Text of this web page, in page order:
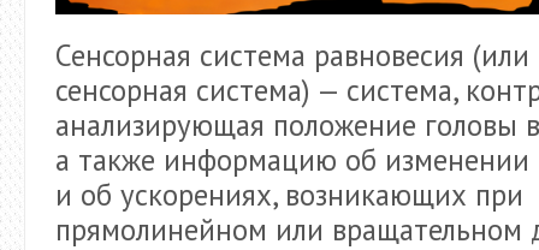
Сенсорная система равновесия (или
сенсорная система) — система,
анализирующая положение головы
а также информацию об изменении
и об ускорениях, возникающих при
прямолинейном или вращательном